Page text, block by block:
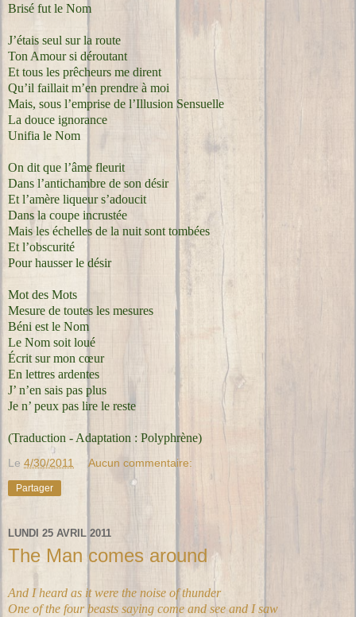
Brisé fut le Nom
J’étais seul sur la route
Ton Amour si déroutant
Et tous les prêcheurs me dirent
Qu’il faillait m’en prendre à moi
Mais, sous l’emprise de l’Illusion Sensuelle
La douce ignorance
Unifia le Nom
On dit que l’âme fleurit
Dans l’antichambre de son désir
Et l’amère liqueur s’adoucit
Dans la coupe incrustée
Mais les échelles de la nuit sont tombées
Et l’obscurité
Pour hausser le désir
Mot des Mots
Mesure de toutes les mesures
Béni est le Nom
Le Nom soit loué
Écrit sur mon cœur
En lettres ardentes
J’ n’en sais pas plus
Je n’ peux pas lire le reste
(Traduction - Adaptation : Polyphrène)
Le 4/30/2011 Aucun commentaire:
Partager
LUNDI 25 AVRIL 2011
The Man comes around
And I heard as it were the noise of thunder
One of the four beasts saying come and see and I saw